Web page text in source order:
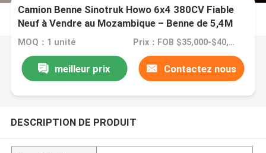
Camion Benne Sinotruk Howo 6x4 380CV Fiable
Neuf à Vendre au Mozambique – Benne de 5,4M
MOQ：1 unité Prix：FOB $35,000-$40,000 PER UNIT
meilleur prix Contactez nous
DESCRIPTION DE PRODUIT